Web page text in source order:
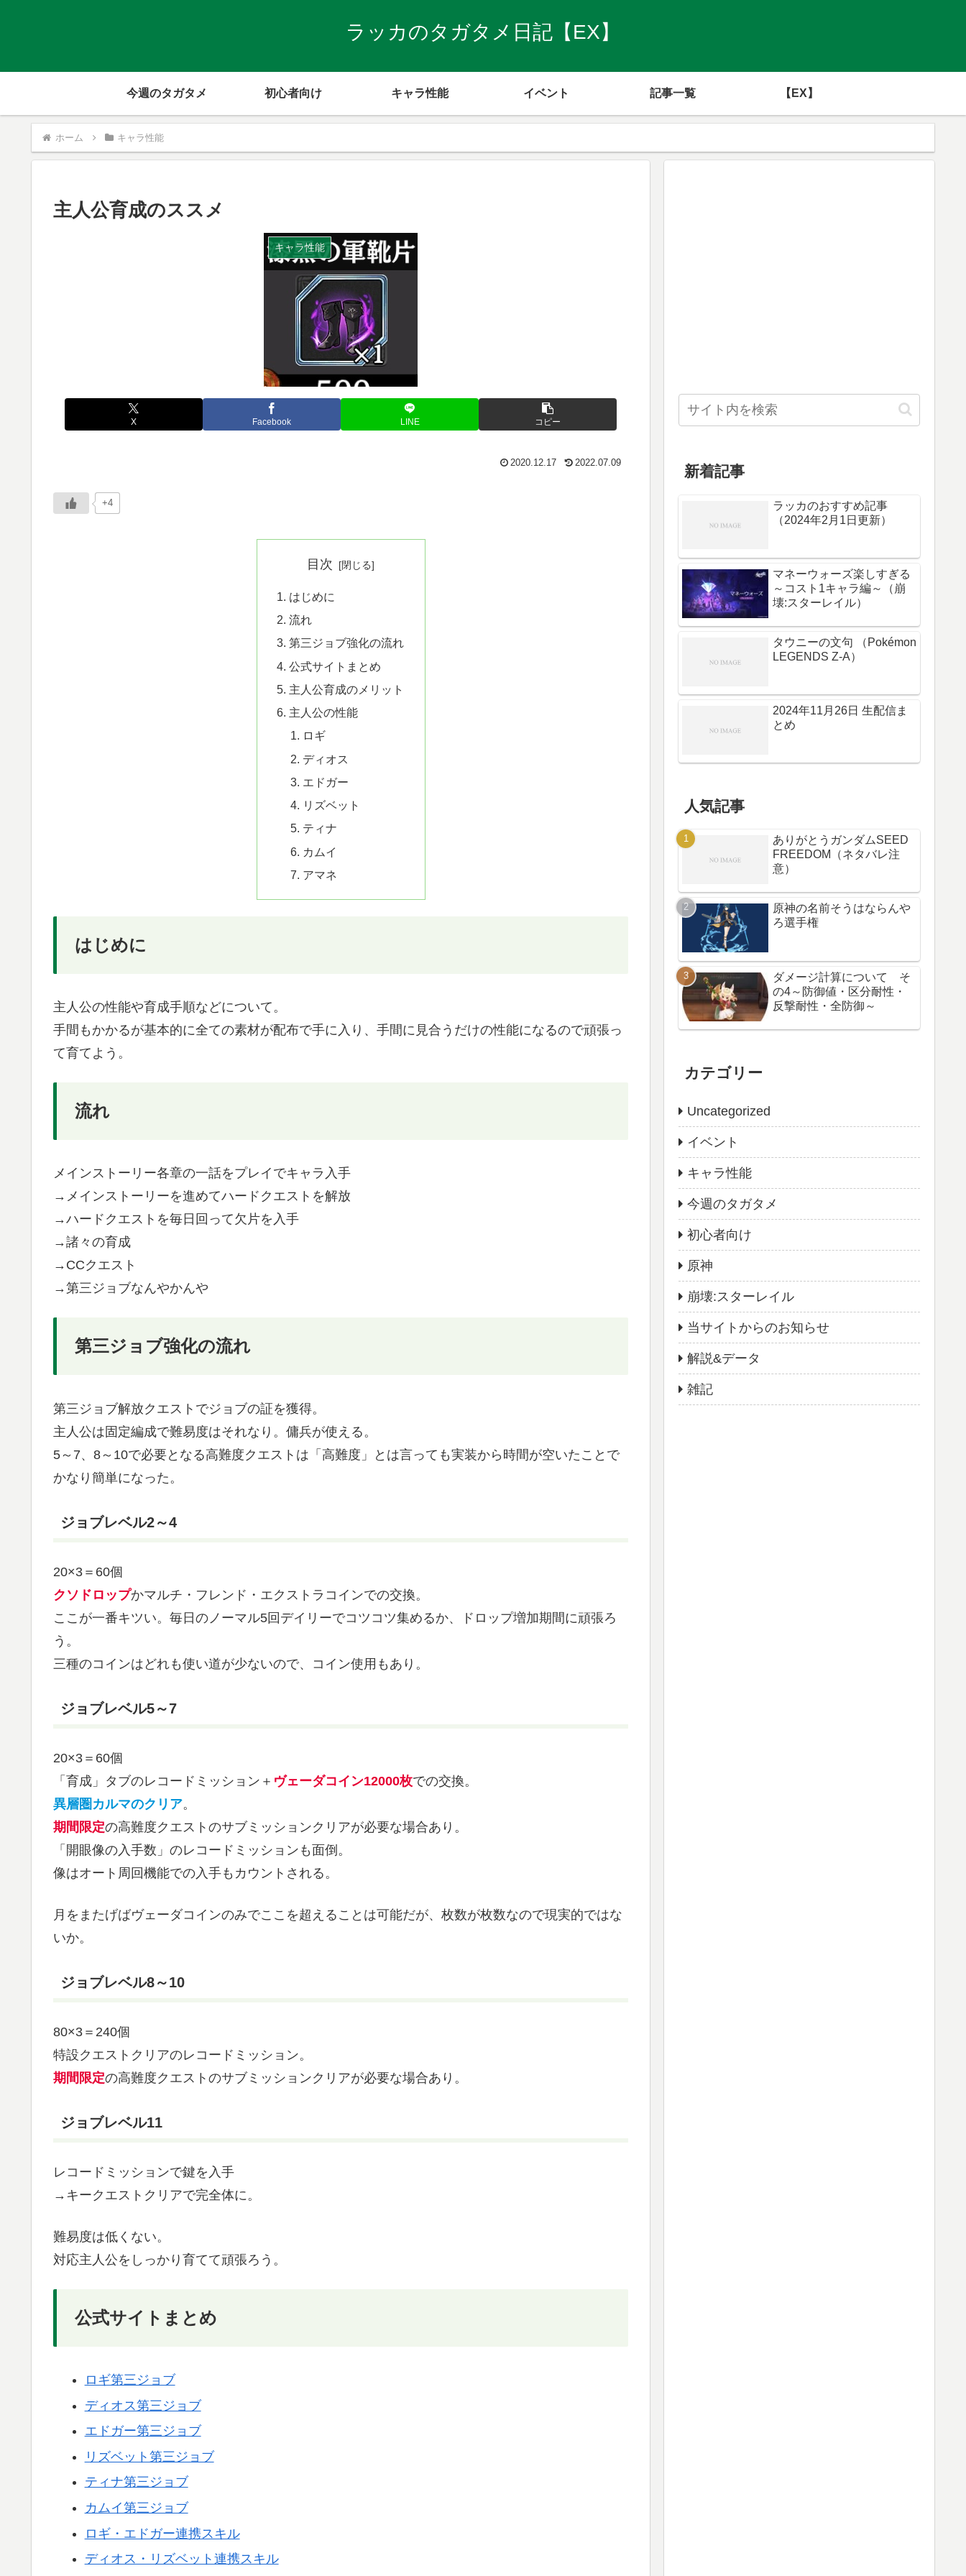
ラッカのタガタメ日記【EX】
今週のタガタメ 初心者向け キャラ性能 イベント 記事一覧 【EX】
ホーム キャラ性能
主人公育成のススメ
キャラ性能
X Facebook LINE コピー
2020.12.17 2022.07.09
+4
目次
はじめに
流れ
第三ジョブ強化の流れ
公式サイトまとめ
主人公育成のメリット
主人公の性能
ロギ
ディオス
エドガー
リズベット
ティナ
カムイ
アマネ
はじめに
主人公の性能や育成手順などについて。
手間もかかるが基本的に全ての素材が配布で手に入り、手間に見合うだけの性能になるので頑張っ
て育てよう。
流れ
メインストーリー各章の一話をプレイでキャラ入手
→メインストーリーを進めてハードクエストを解放
→ハードクエストを毎日回って欠片を入手
→諸々の育成
→CCクエスト
→第三ジョブなんやかんや
第三ジョブ強化の流れ
第三ジョブ解放クエストでジョブの証を獲得。
主人公は固定編成で難易度はそれなり。傭兵が使える。
5～7、8～10で必要となる高難度クエストは「高難度」とは言っても実装から時間が空いたことで
かなり簡単になった。
ジョブレベル2～4
20×3＝60個
クソドロップかマルチ・フレンド・エクストラコインでの交換。
ここが一番キツい。毎日のノーマル5回デイリーでコツコツ集めるか、ドロップ増加期間に頑張ろ
う。
三種のコインはどれも使い道が少ないので、コイン使用もあり。
ジョブレベル5～7
20×3＝60個
「育成」タブのレコードミッション＋ ヴェーダコイン12000枚での交換。
異層圏カルマのクリア。
期間限定の高難度クエストのサブミッションクリアが必要な場合あり。
「開眼像の入手数」のレコードミッションも面倒。
像はオート周回機能での入手もカウントされる。
月をまたげばヴェーダコインのみでここを超えることは可能だが、枚数が枚数なので現実的ではな
いか。
ジョブレベル8～10
80×3＝240個
特設クエストクリアのレコードミッション。
期間限定の高難度クエストのサブミッションクリアが必要な場合あり。
ジョブレベル11
レコードミッションで鍵を入手
→キークエストクリアで完全体に。
難易度は低くない。
対応主人公をしっかり育てて頑張ろう。
公式サイトまとめ
ロギ第三ジョブ
ディオス第三ジョブ
エドガー第三ジョブ
リズベット第三ジョブ
ティナ第三ジョブ
カムイ第三ジョブ
ロギ・エドガー連携スキル
ディオス・リズベット連携スキル
新着記事
ラッカのおすすめ記事
（2024年2月1日更新）
マネーウォーズ楽しすぎる
～コスト1キャラ編～（崩
壊:スターレイル）
タウニーの文句 （Pokémon
LEGENDS Z-A）
2024年11月26日 生配信ま
とめ
人気記事
ありがとうガンダムSEED
FREEDOM（ネタバレ注
意）
原神の名前そうはならんや
ろ選手権
ダメージ計算について そ
の4～防御値・区分耐性・
反撃耐性・全防御～
カテゴリー
Uncategorized
イベント
キャラ性能
今週のタガタメ
初心者向け
原神
崩壊:スターレイル
当サイトからのお知らせ
解説&データ
雑記